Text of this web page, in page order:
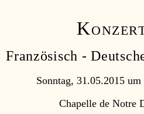
Französisch -
Sonntag, 31.05.2015
Chapelle de Notre